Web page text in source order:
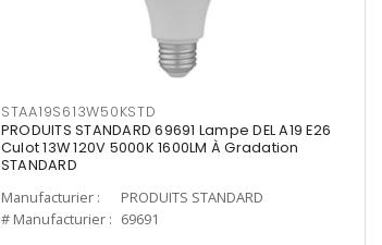
STAA19S613W50KSTD
PRODUITS STANDARD 69691 Lampe DEL A19 E26
Culot 13W 120V 5000K 1600LM À Gradation
STANDARD
Manufacturier :
PRODUITS STANDARD
# Manufacturier : 69691